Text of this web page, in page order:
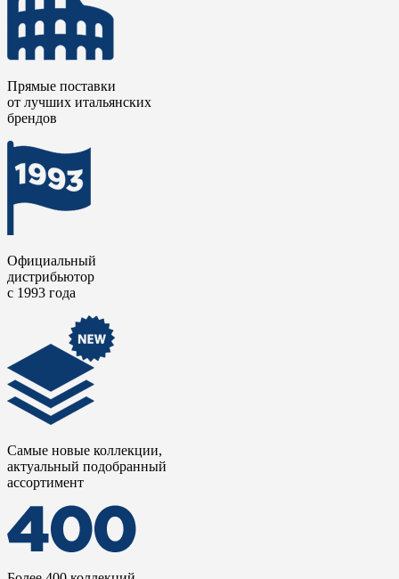
Прямые поставки
от лучших итальянских
брендов
Официальный
дистрибьютор
с 1993 года
Самые новые коллекции,
актуальный подобранный
ассортимент